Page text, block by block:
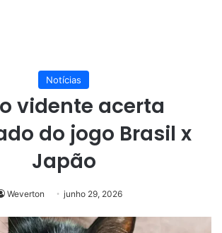
Notícias
vidente acerta
do jogo Brasil x
Japão
Weverton junho 29, 2026